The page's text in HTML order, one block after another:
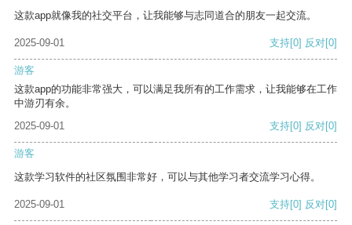
这款app就像我的社交平台，让我能够与志同道合的朋友一起交流。
2025-09-01 支持[0] 反对[0]
游客
这款app的功能非常强大，可以满足我所有的工作需求，让我能够在工作
中游刃有余。
2025-09-01
支持[0] 反对[0]
游客
这款学习软件的社区氛围非常好，可以与其他学习者交流学习心得。
2025-09-01 支持[0] 反对[0]